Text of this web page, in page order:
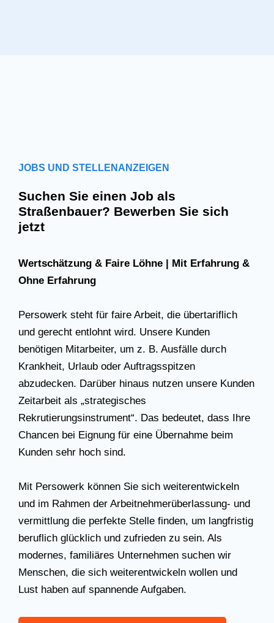
JOBS UND STELLENANZEIGEN
Suchen Sie einen Job als
Straßenbauer? Bewerben Sie sich
jetzt
Wertschätzung & Faire Löhne | Mit Erfahrung &
Ohne Erfahrung
Persowerk steht für faire Arbeit, die übertariflich
und gerecht entlohnt wird. Unsere Kunden
benötigen Mitarbeiter, um z. B. Ausfälle durch
Krankheit, Urlaub oder Auftragsspitzen
abzudecken. Darüber hinaus nutzen unsere Kunden
Zeitarbeit als „strategisches
Rekrutierungsinstrument“. Das bedeutet, dass Ihre
Chancen bei Eignung für eine Übernahme beim
Kunden sehr hoch sind.
Mit Persowerk können Sie sich weiterentwickeln
und im Rahmen der Arbeitnehmerüberlassung- und
vermittlung die perfekte Stelle finden, um langfristig
beruflich glücklich und zufrieden zu sein. Als
modernes, familiäres Unternehmen suchen wir
Menschen, die sich weiterentwickeln wollen und
Lust haben auf spannende Aufgaben.